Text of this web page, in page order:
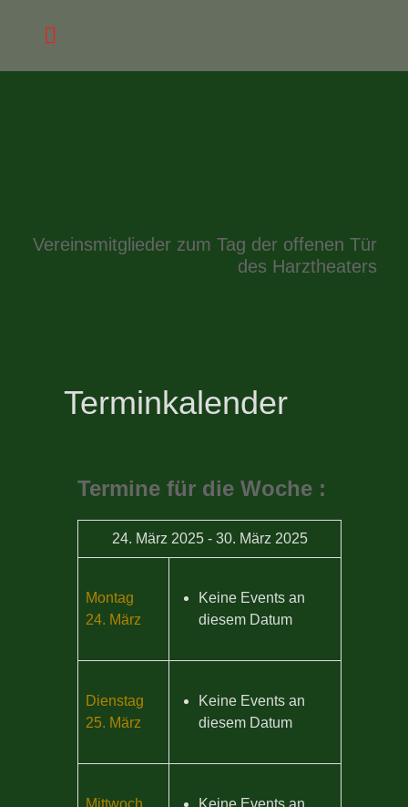
Vereinsmitglieder zum Tag der offenen Tür
des Harztheaters
Terminkalender
Termine für die Woche :
24. März 2025 - 30. März 2025
Montag
24. März
Keine Events an
diesem Datum
Dienstag
25. März
Keine Events an
diesem Datum